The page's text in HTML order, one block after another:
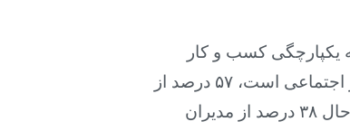
یکپارچگی کسب و کار
که یک توسعه دهنده پلات فرم امور اجتماعی است، ۵۷ درصد از
کسب و کارهای مطالعه شده افزودن هزینه در رسانه های اجتماعی را در برنامه خود گنجانده اند در عین حال ۳۸ درصد از مدیران